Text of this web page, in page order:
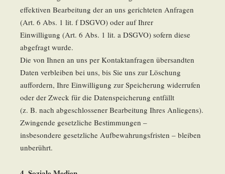
effektiven Bearbeitung der an uns gerichteten Anfragen
(Art. 6 Abs. 1 lit. f DSGVO) oder auf Ihrer
Einwilligung (Art. 6 Abs. 1 lit. a DSGVO) sofern diese
abgefragt wurde.
Die von Ihnen an uns per Kontaktanfragen übersandten
Daten verbleiben bei uns, bis Sie uns zur Löschung
auffordern, Ihre Einwilligung zur Speicherung widerrufen
oder der Zweck für die Datenspeicherung entfällt
(z. B. nach abgeschlossener Bearbeitung Ihres Anliegens).
Zwingende gesetzliche Bestimmungen –
insbesondere gesetzliche Aufbewahrungsfristen – bleiben
unberührt.